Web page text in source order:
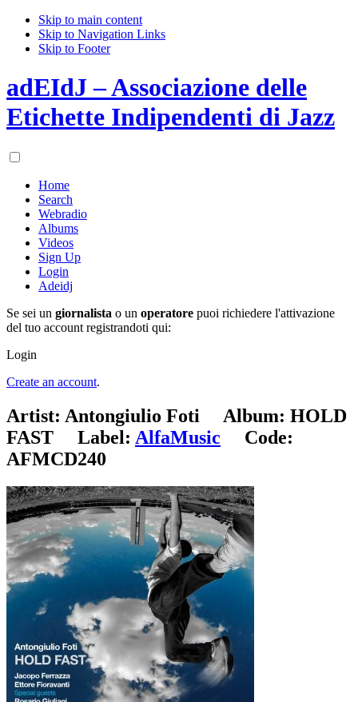
Skip to main content
Skip to Navigation Links
Skip to Footer
adEIdJ – Associazione delle
Etichette Indipendenti di Jazz
Home
Search
Webradio
Albums
Videos
Sign Up
Login
Adeidj
Se sei un giornalista o un operatore puoi richiedere l'attivazione
del tuo account registrandoti qui:
Login
Create an account.
Artist: Antongiulio Foti Album: HOLD
FAST Label: AlfaMusic Code:
AFMCD240